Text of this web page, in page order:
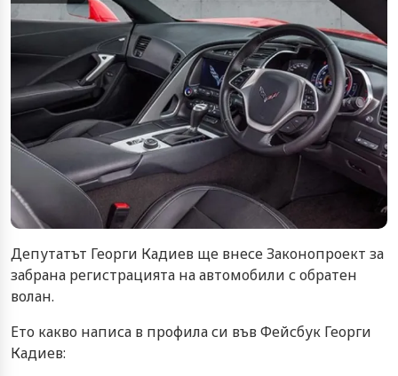
Депутатът Георги Кадиев ще внесе Законопроект за
забрана регистрацията на автомобили с обратен
волан.
Ето какво написа в профила си във Фейсбук Георги
Кадиев: